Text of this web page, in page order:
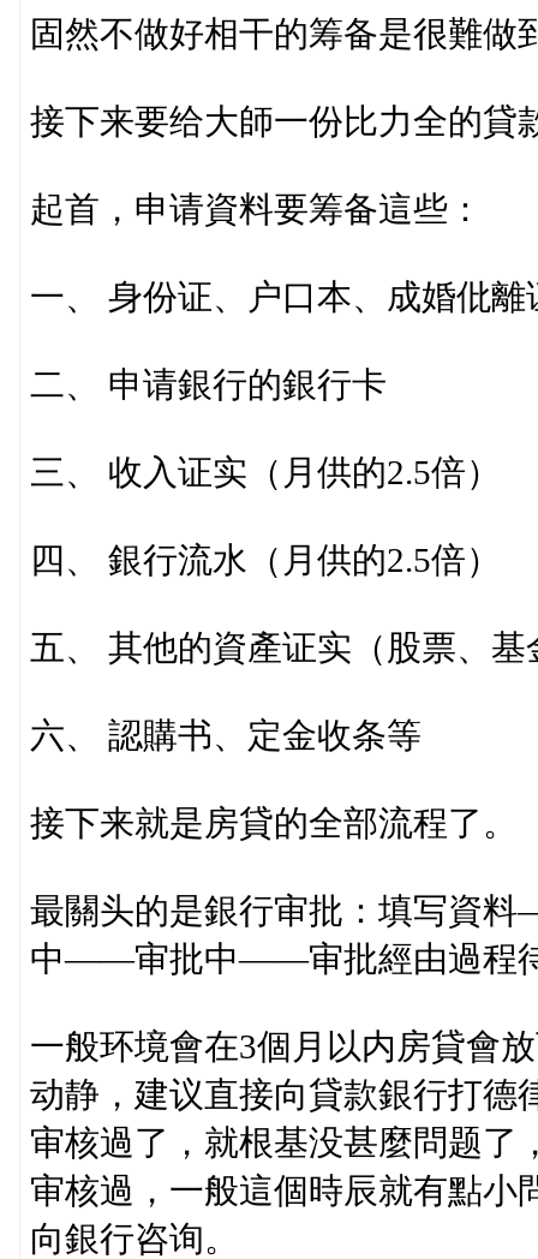
固然不做好相干的筹备是很難做
接下来要给大師一份比力全的貸
起首，申请資料要筹备這些：
一、 身份证、户口本、成婚仳離
二、 申请銀行的銀行卡
三、 收入证实（月供的2.5倍）
四、 銀行流水（月供的2.5倍）
五、 其他的資產证实（股票、
六、 認購书、定金收条等
接下来就是房貸的全部流程了。
最關头的是銀行审批：填写資
中——审批中——审批經由過程
一般环境會在3個月以内房貸會
动静，建议直接向貸款銀行打德
审核過了，就根基没甚麼問题了
审核過，一般這個時辰就有點小
向銀行咨询。